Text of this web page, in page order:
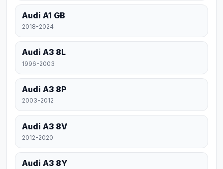
Audi A1 GB
2018-2024
Audi A3 8L
1996-2003
Audi A3 8P
2003-2012
Audi A3 8V
2012-2020
Audi A3 8Y